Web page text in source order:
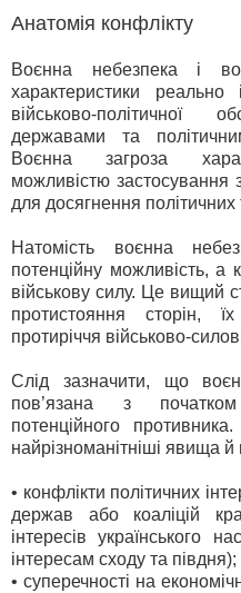
Анатомія конфлікту
Воєнна небезпека і
характеристики реально
військово-політичної
державами та
Воєнна загроза
можливістю застосування
для досягнення політичних
Натомість воєнна
потенційну можливість, а
військову силу. Це вищий
протистояння сторін,
протиріччя військово-
Слід зазначити, що
пов’язана з початком
потенційного
найрізноманітніші явища
• конфлікти політичних
держав або коаліцій
інтересів українського
інтересам сходу та півдня);
• суперечності на